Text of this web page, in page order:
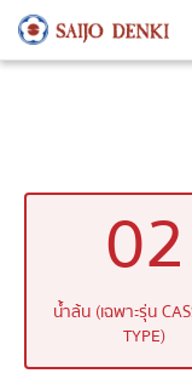
02
น้ำล้น (เฉพาะรุ่น
TYPE)